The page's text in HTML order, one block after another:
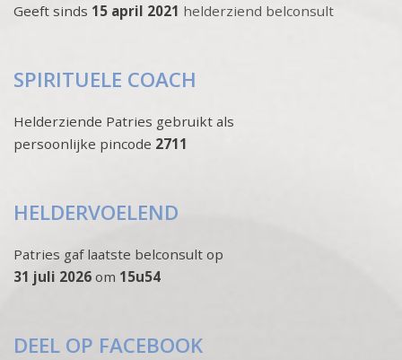
Geeft sinds 15 april 2021 helderziend belconsult
SPIRITUELE COACH
Helderziende Patries gebruikt als
persoonlijke pincode 2711
HELDERVOELEND
Patries gaf laatste belconsult op
31 juli 2026 om 15u54
DEEL OP FACEBOOK